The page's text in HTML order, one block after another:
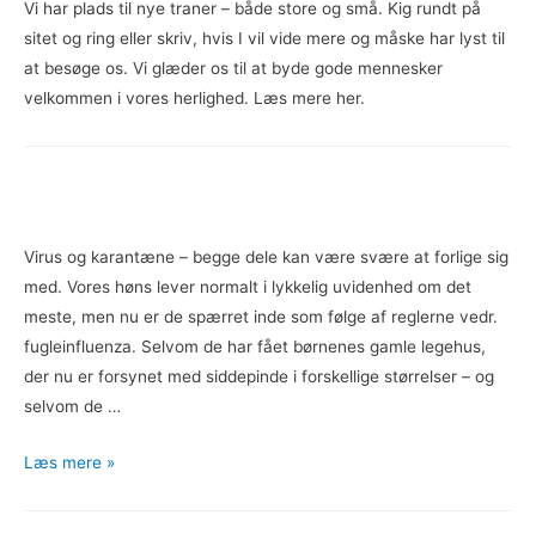
Vi har plads til nye traner – både store og små. Kig rundt på
sitet og ring eller skriv, hvis I vil vide mere og måske har lyst til
at besøge os. Vi glæder os til at byde gode mennesker
velkommen i vores herlighed. Læs mere her.
Virus og karantæne – begge dele kan være svære at forlige sig
med. Vores høns lever normalt i lykkelig uvidenhed om det
meste, men nu er de spærret inde som følge af reglerne vedr.
fugleinfluenza. Selvom de har fået børnenes gamle legehus,
der nu er forsynet med siddepinde i forskellige størrelser – og
selvom de …
Høns
Læs mere »